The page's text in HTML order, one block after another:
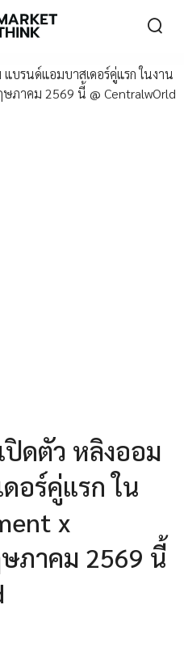
ปิดตัว หลิงออม
อร์คู่แรก ใน
x
ภาคม 2569 นี้